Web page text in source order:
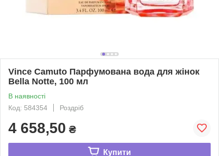
Vince Camuto Парфумована вода для жінок
Bella Notte, 100 мл
В наявності
Код: 584354
Роздріб
4 658,50 ₴
Купити